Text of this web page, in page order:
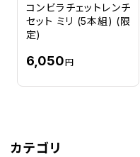
コンビラチェットレンチ
セット ミリ (5本組) (限
定)
6,050円
カテゴリ